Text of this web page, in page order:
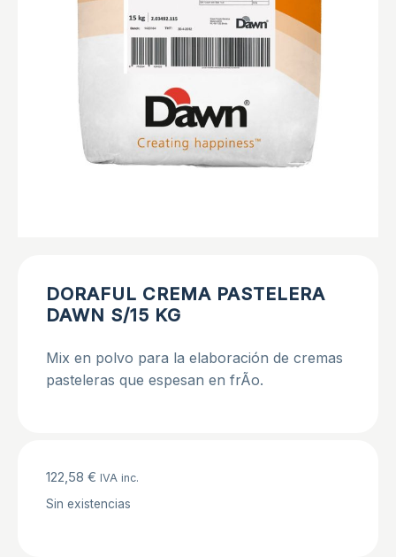
DORAFUL CREMA PASTELERA
DAWN S/15 KG
Mix en polvo para la elaboración de cremas
pasteleras que espesan en frÃ­o.
122,58 € IVA inc.
Sin existencias